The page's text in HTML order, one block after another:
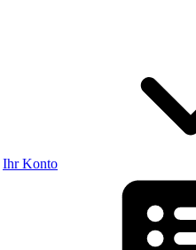
Ihr Konto